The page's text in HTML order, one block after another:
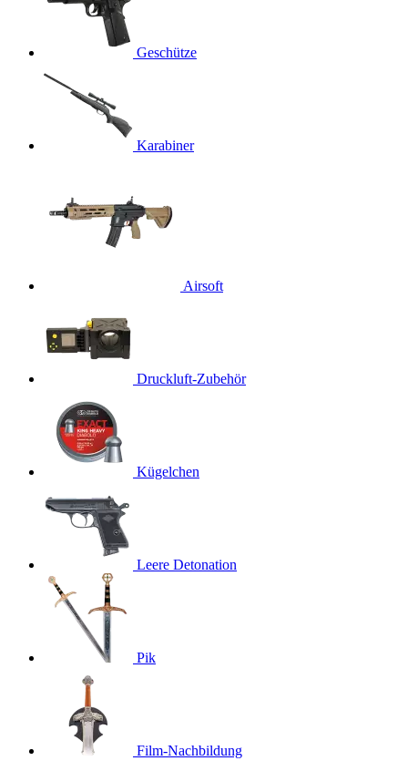
Geschütze
Karabiner
Airsoft
Druckluft-Zubehör
Kügelchen
Leere Detonation
Pik
Film-Nachbildung